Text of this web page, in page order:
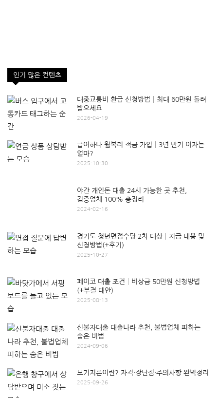
인기 많은 컨텐츠
대중교통비 환급 신청방법│최대 60만원 돌려
받으세요
2026-04-19
급여하나 월복리 적금 가입│3년 만기 이자는
얼마?
2025-10-30
야간 개인돈 대출 24시 가능한 곳 추천,
검증업체 100% 총정리
2024-02-16
경기도 청년면접수당 2차 대상│지급 내용 및
신청방법(+후기)
2025-10-27
페이코 대출 조건│비상금 50만원 신청방법
(+부결 대안)
2025-08-13
신불자대출 대출나라 추천, 불법업체 피하는
숨은 비법
2024-09-06
모기지론이란? 자격·장단점·주의사항 완벽정리
2025-09-26